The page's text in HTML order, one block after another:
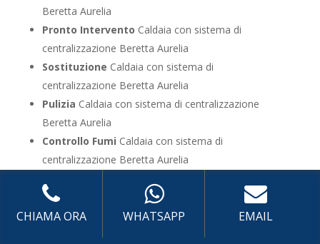
Beretta Aurelia
Pronto Intervento Caldaia con sistema di
centralizzazione Beretta Aurelia
Sostituzione Caldaia con sistema di
centralizzazione Beretta Aurelia
Pulizia Caldaia con sistema di centralizzazione
Beretta Aurelia
Controllo Fumi Caldaia con sistema di
centralizzazione Beretta Aurelia
Beretta Aurelia
VenditaCaldaia con sistema di centralizzazione
CHIAMA ORA WHATSAPP EMAIL